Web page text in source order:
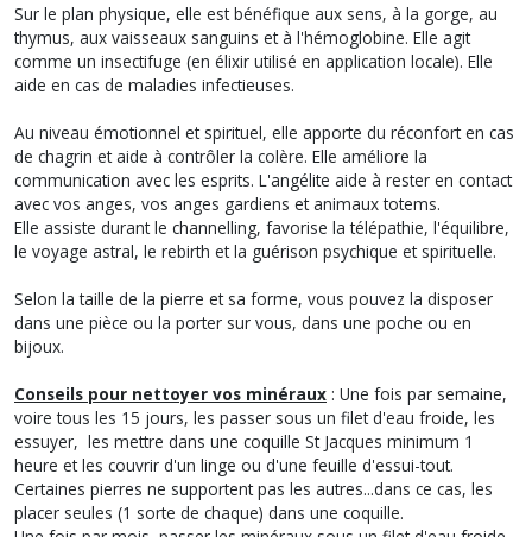
Sur le plan physique, elle est bénéfique aux sens, à la gorge, au
thymus, aux vaisseaux sanguins et à l'hémoglobine. Elle agit
comme un insectifuge (en élixir utilisé en application locale). Elle
aide en cas de maladies infectieuses.
Au niveau émotionnel et spirituel, elle apporte du réconfort en cas
de chagrin et aide à contrôler la colère. Elle améliore la
communication avec les esprits. L'angélite aide à rester en contact
avec vos anges, vos anges gardiens et animaux totems.
Elle assiste durant le channelling, favorise la télépathie, l'équilibre,
le voyage astral, le rebirth et la guérison psychique et spirituelle.
Selon la taille de la pierre et sa forme, vous pouvez la disposer
dans une pièce ou la porter sur vous, dans une poche ou en
bijoux.
Conseils pour nettoyer vos minéraux : Une fois par semaine,
voire tous les 15 jours, les passer sous un filet d'eau froide, les
essuyer, les mettre dans une coquille St Jacques minimum 1
heure et les couvrir d'un linge ou d'une feuille d'essui-tout.
Certaines pierres ne supportent pas les autres...dans ce cas, les
placer seules (1 sorte de chaque) dans une coquille.